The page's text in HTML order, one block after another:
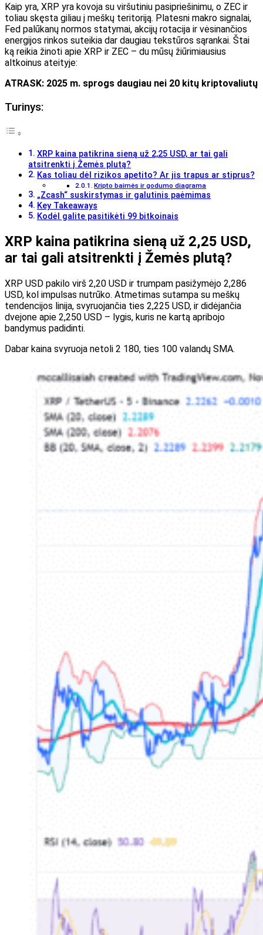
Kaip yra, XRP yra kovoja su viršutiniu pasipriešinimu, o ZEC ir
toliau skęsta giliau į meškų teritoriją. Platesni makro signalai,
Fed palūkanų normos statymai, akcijų rotacija ir vėsinančios
energijos rinkos suteikia dar daugiau tekstūros sąrankai. Štai
ką reikia žinoti apie XRP ir ZEC – du mūsų žiūrimiausius
altkoinus ateityje:
ATRASK: 2025 m. sprogs daugiau nei 20 kitų kriptovaliutų
Turinys:
XRP kaina patikrina sieną už 2,25 USD, ar tai gali
atsitrenkti į Žemės plutą?
Kas toliau dėl rizikos apetito? Ar jis trapus ar stiprus?
Kripto baimės ir godumo diagrama
„Zcash“ suskirstymas ir galutinis paėmimas
Key Takeaways
Kodėl galite pasitikėti 99 bitkoinais
XRP kaina patikrina sieną už 2,25 USD,
ar tai gali atsitrenkti į Žemės plutą?
XRP USD pakilo virš 2,20 USD ir trumpam pasižymėjo 2,286
USD, kol impulsas nutrūko. Atmetimas sutampa su meškų
tendencijos linija, svyruojančia ties 2,225 USD, ir didėjančia
dvejone apie 2,250 USD – lygis, kuris ne kartą apribojo
bandymus padidinti.
Dabar kaina svyruoja netoli 2 180, ties 100 valandų SMA.